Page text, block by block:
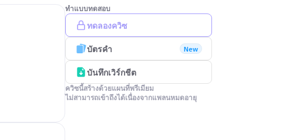
ทำแบบทดสอบ
ทดลองควิซ
บัตรคำ New
บันทึกเวิร์กชีต
ควิซนี้สร้างด้วยแผนที่พรีเมียม
ไม่สามารถเข้าถึงได้เนื่องจากแพลนหมดอายุ